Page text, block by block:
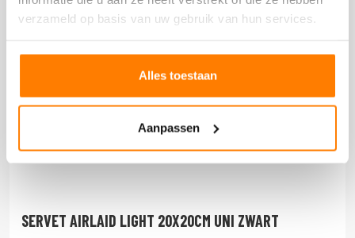
verzameld op basis van uw gebruik van hun services.
Alles toestaan
Aanpassen
SERVET AIRLAID LIGHT 20X20CM UNI ZWART